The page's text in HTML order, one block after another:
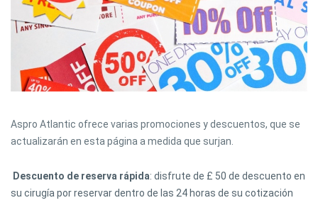
Aspro Atlantic ofrece varias promociones y descuentos, que se
actualizarán en esta página a medida que surjan.
Descuento de reserva rápida: disfrute de £ 50 de descuento en
su cirugía por reservar dentro de las 24 horas de su cotización